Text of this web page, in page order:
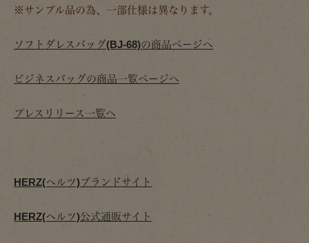
※サンプル品の為、一部仕様は異なります。
ソフトダレスバッグ(BJ-68)の商品ページへ
ビジネスバッグの商品一覧ページへ
プレスリリース一覧へ
HERZ(ヘルツ)ブランドサイト
HERZ(ヘルツ)公式通販サイト